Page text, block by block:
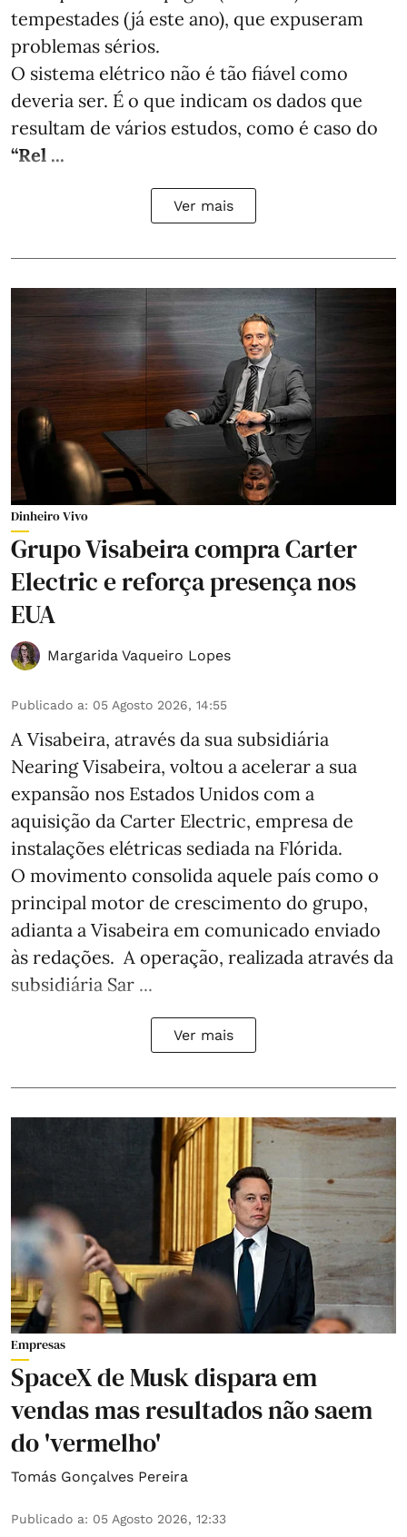
tempestades (já este ano), que expuseram
problemas sérios.
O sistema elétrico não é tão fiável como
deveria ser. É o que indicam os dados que
resultam de vários estudos, como é caso do
“Rel ...
Ver mais
Dinheiro Vivo
Grupo Visabeira compra Carter
Electric e reforça presença nos
EUA
Margarida Vaqueiro Lopes
Publicado a: 05 Agosto 2026, 14:55
A Visabeira, através da sua subsidiária
Nearing Visabeira, voltou a acelerar a sua
expansão nos Estados Unidos com a
aquisição da Carter Electric, empresa de
instalações elétricas sediada na Flórida.
O movimento consolida aquele país como o
principal motor de crescimento do grupo,
adianta a Visabeira em comunicado enviado
às redações. A operação, realizada através da
subsidiária Sar ...
Ver mais
Empresas
SpaceX de Musk dispara em
vendas mas resultados não saem
do 'vermelho'
Tomás Gonçalves Pereira
Publicado a: 05 Agosto 2026, 12:33